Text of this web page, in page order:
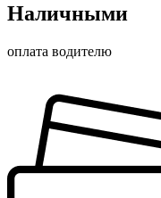
Наличными
оплата водителю